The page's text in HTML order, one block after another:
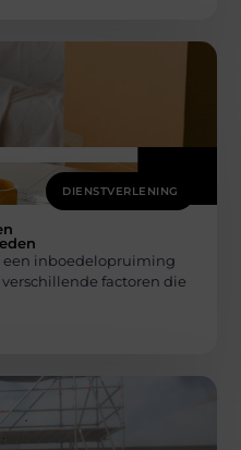
DIENSTVERLENING
een inboedelopruiming
factoren die